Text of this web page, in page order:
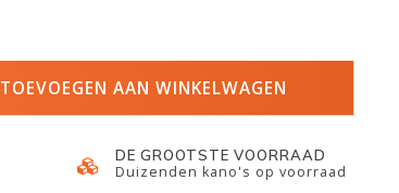
TOEVOEGEN AAN WINKELWAGEN
DE GROOTSTE VOORRAAD
Duizenden kano's op voorraad